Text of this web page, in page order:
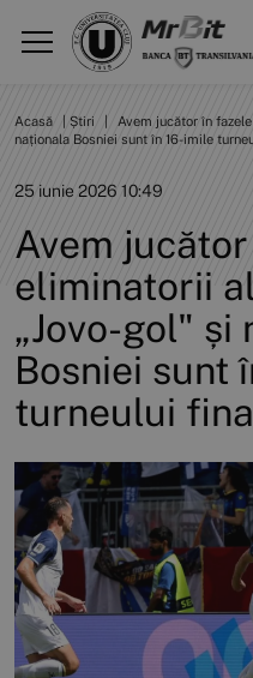
Acasă Știri
Avem jucător în
naționala Bosniei sunt în 16-imile
25 iunie 2026 10:49
Avem
eliminatorii
„Jovo-gol" și
Bosniei sunt
turneului